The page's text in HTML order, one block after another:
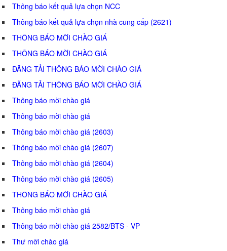
Thông báo kết quả lựa chọn NCC
Thông báo kết quả lựa chọn nhà cung cấp (2621)
THÔNG BÁO MỜI CHÀO GIÁ
THÔNG BÁO MỜI CHÀO GIÁ
ĐĂNG TẢI THÔNG BÁO MỜI CHÀO GIÁ
ĐĂNG TẢI THÔNG BÁO MỜI CHÀO GIÁ
Thông báo mời chào giá
Thông báo mời chào giá
Thông báo mời chào giá (2603)
Thông báo mời chào giá (2607)
Thông báo mời chào giá (2604)
Thông báo mời chào giá (2605)
THÔNG BÁO MỜI CHÀO GIÁ
Thông báo mời chào giá
Thông báo mời chào giá 2582/BTS - VP
Thư mời chào giá